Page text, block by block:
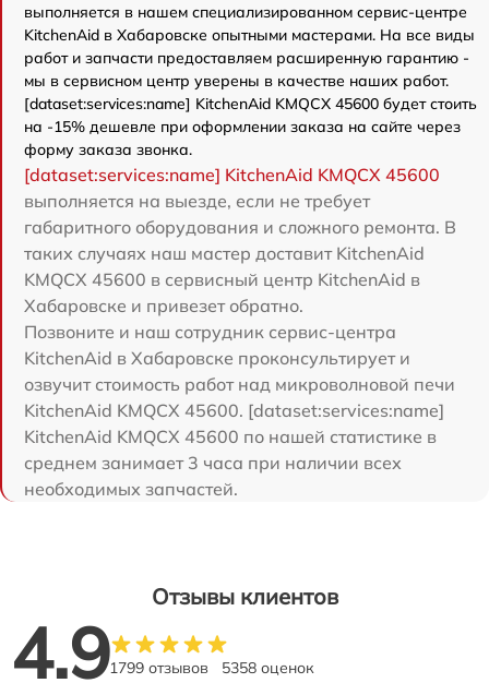
выполняется в нашем специализированном сервис-центре
KitchenAid в Хабаровске опытными мастерами. На все виды
работ и запчасти предоставляем расширенную гарантию -
мы в сервисном центр уверены в качестве наших работ.
[dataset:services:name] KitchenAid KMQCX 45600 будет стоить
на -15% дешевле при оформлении заказа на сайте через
форму заказа звонка.
[dataset:services:name] KitchenAid KMQCX 45600
выполняется на выезде, если не требует
габаритного оборудования и сложного ремонта. В
таких случаях наш мастер доставит KitchenAid
KMQCX 45600 в сервисный центр KitchenAid в
Хабаровске и привезет обратно.
Позвоните и наш сотрудник сервис-центра
KitchenAid в Хабаровске проконсультирует и
озвучит стоимость работ над микроволновой печи
KitchenAid KMQCX 45600. [dataset:services:name]
KitchenAid KMQCX 45600 по нашей статистике в
среднем занимает 3 часа при наличии всех
необходимых запчастей.
Отзывы клиентов
4.91799 отзывов 5358 оценок